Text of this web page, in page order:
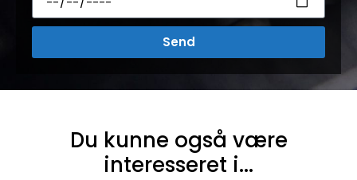
Send
Du kunne også være
interesseret i...